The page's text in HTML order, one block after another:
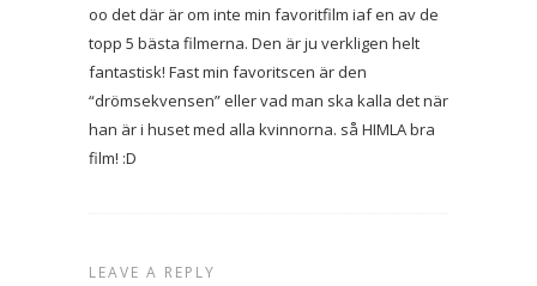
oo det där är om inte min favoritfilm iaf en av de
topp 5 bästa filmerna. Den är ju verkligen helt
fantastisk! Fast min favoritscen är den
“drömsekvensen” eller vad man ska kalla det när
han är i huset med alla kvinnorna. så HIMLA bra
film! :D
LEAVE A REPLY